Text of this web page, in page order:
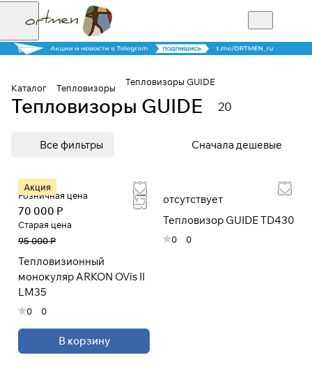
Каталог Тепловизоры
Тепловизоры GUIDE
Тепловизоры GUIDE 20
Все фильтры Сначала дешевые
Акция
Розничная цена
70 000 Р
Старая цена
95 000 Р
Тепловизионный
монокуляр ARKON OVis II
LM35
0 0
В корзину
отсутствует
Тепловизор GUIDE TD430
0 0
Для клиентов всех банков
Разбейте
оплату на части
Сегодня
25
При оформлении заказа